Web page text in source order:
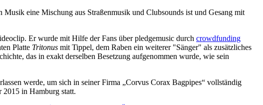
eine Mischung aus Straßenmusik und Clubsounds ist und Gesang mit
Er wurde mit Hilfe der Fans über pledgemusic durch crowdfunding
Platte Tritonus mit Tippel, dem Raben ein weiterer "Sänger" als zusätzliches
das in exakt derselben Besetzung aufgenommen wurde, wie sein
werde, um sich in seiner Firma „Corvus Corax Bagpipes“ vollständig
2015 in Hamburg statt.